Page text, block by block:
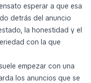
esperar a que esa
detrás del anuncio
la honestidad y el
con la que
empezar con una
los anuncios que se